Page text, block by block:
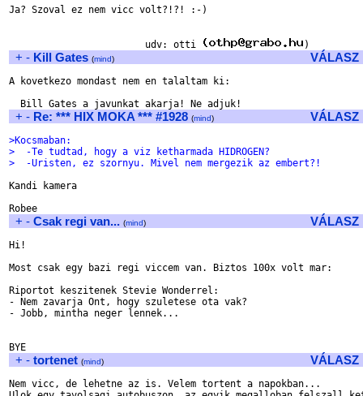
Ja? Szoval ez nem vicc volt?!?! :-)
			udv: otti
+ - Kill Gates (mind) VÁLASZ
A kovetkezo mondast nem en talaltam ki:
+ - Re: *** HIX MOKA *** #1928 (mind) VÁLASZ
>Kocsmaban:
>  -Te tudtad, hogy a viz ketharmada HIDROGEN?
>  -Uristen, ez szornyu. Mivel nem mergezik az embert?!
Kandi kamera
+ - Csak regi van... (mind) VÁLASZ
Hi!
Most csak egy bazi regi viccem van. Biztos 100x volt mar:
Riportot keszitenek Stevie Wonderrel:
- Nem zavarja Ont, hogy szuletese ota vak?
- Jobb, mintha neger lennek...
+ - tortenet (mind) VÁLASZ
Nem vicc, de lehetne az is. Velem tortent a napokban...